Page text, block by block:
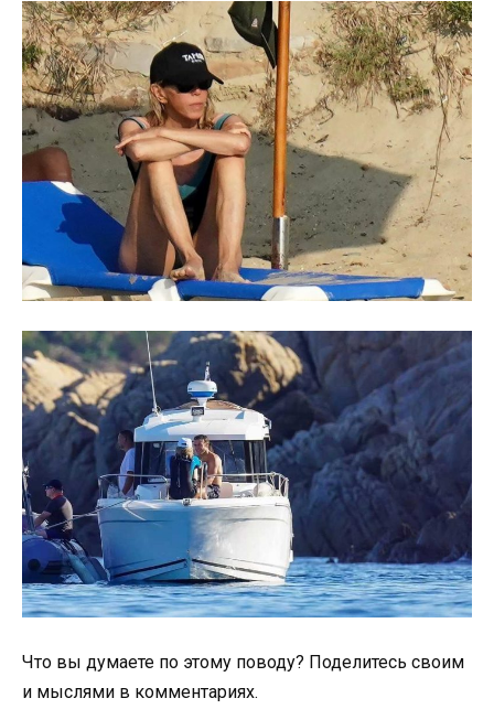
Что вы думаете по этому поводу? Поделитесь своим
и мыслями в комментариях.